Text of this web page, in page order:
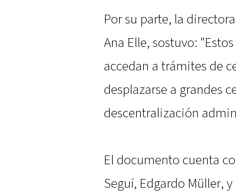
Por su parte, la
Ana Elle, sostuvo:
accedan a trámites de
desplazarse a grandes
descentralización
El documento cuenta
Seguí, Edgardo Müller,